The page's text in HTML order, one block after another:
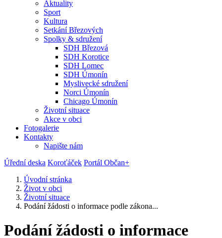
Aktuality
Sport
Kultura
Setkání Březových
Spolky & sdružení
SDH Březová
SDH Korotice
SDH Lomec
SDH Úmonín
Myslivecké sdružení
Norci Úmonín
Chicago Úmonín
Životní situace
Akce v obci
Fotogalerie
Kontakty
Napište nám
Úřední deska Koroťáček Portál Občan+
Úvodní stránka
Život v obci
Životní situace
Podání žádosti o informace podle zákona...
Podání žádosti o informace